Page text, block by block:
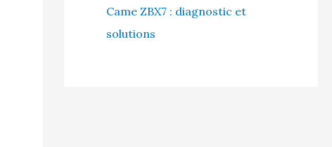
Came ZBX7 : diagnostic et
solutions